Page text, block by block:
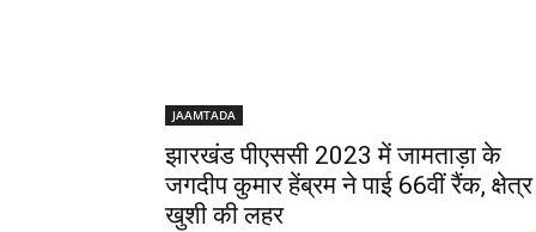
JAAMTADA
झारखंड पीएससी 2023 में जामताड़ा के
जगदीप कुमार हेंब्रम ने पाई 66वीं रैंक,
खुशी की लहर